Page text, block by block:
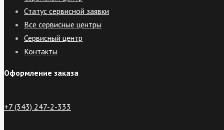
Статус сервисной заявки
Все сервисные центры
Сервисный центр
Контакты
Оформление заказа
+7 (343) 247-2-333